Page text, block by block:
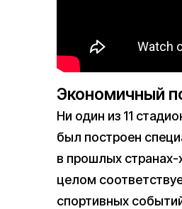
Экономичный
Ни один из 11
был построен
в прошлых странах-
целом
спортивных